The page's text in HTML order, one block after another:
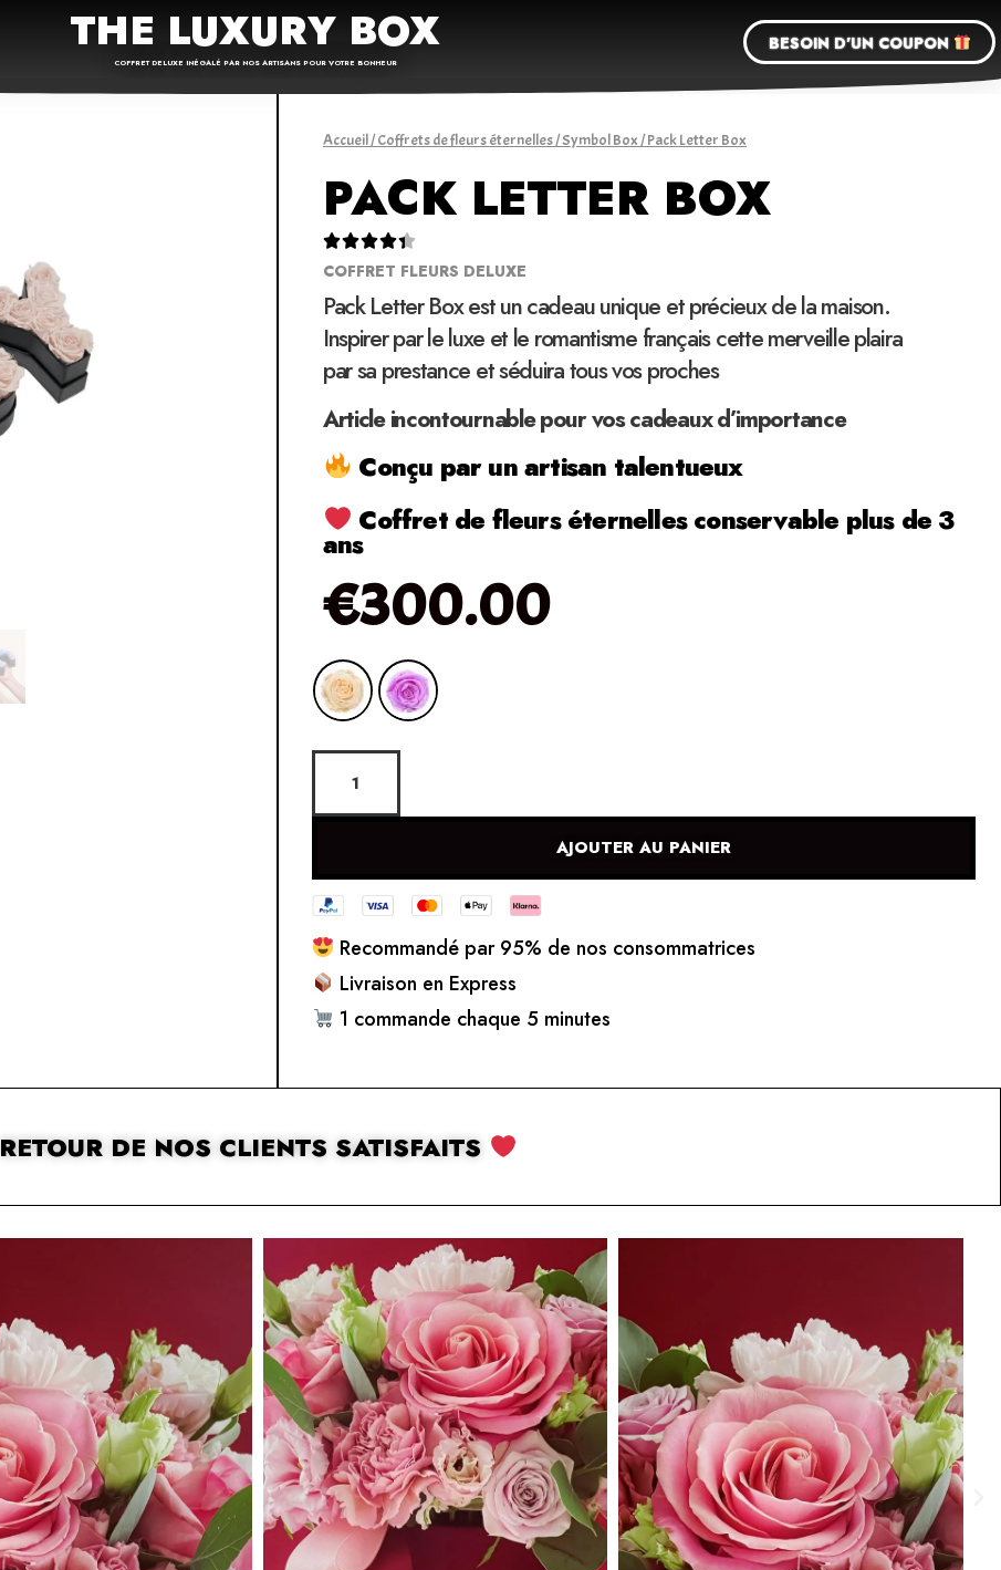
THE LUXURY BOX
COFFRET DELUXE INÉGALÉ PAR NOS ARTISANS POUR VOTRE BONHEUR
BESOIN D'UN COUPON
Accueil/Coffrets de fleurs éternelles/Symbol Box/ Pack Letter Box
PACK LETTER BOX

COFFRET FLEURS DELUXE
Pack Letter Box est un cadeau unique et précieux de la maison.
Inspirer par le luxe et le romantisme français cette merveille plaira
par sa prestance et séduira tous vos proches
Article incontournable pour vos cadeaux d’importance
Conçu par un artisan talentueux
Coffret de fleurs éternelles conservable plus de 3
ans
€300.00
AJOUTER AU PANIER
Recommandé par 95% de nos consommatrices
Livraison en Express
1 commande chaque 5 minutes
RETOUR DE NOS CLIENTS SATISFAITS